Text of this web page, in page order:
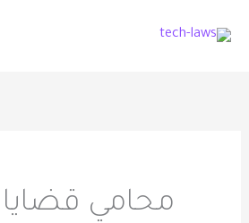
محامي